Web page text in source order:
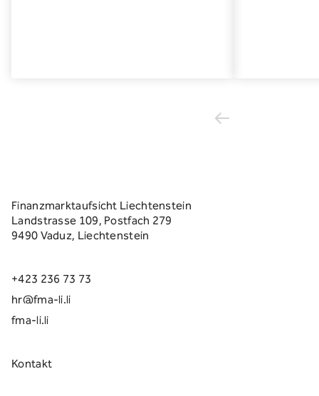
Finanzmarktaufsicht Liechtenstein
Landstrasse 109, Postfach 279
9490 Vaduz, Liechtenstein
+423 236 73 73
hr@fma-li.li
fma-li.li
Kontakt